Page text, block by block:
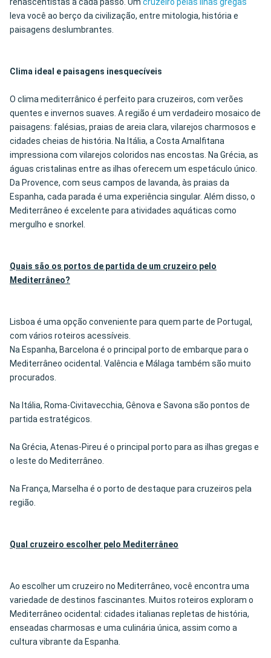
renascentistas a cada passo. Um cruzeiro pelas ilhas gregas
leva você ao berço da civilização, entre mitologia, história e
paisagens deslumbrantes.
Clima ideal e paisagens inesquecíveis
O clima mediterrânico é perfeito para cruzeiros, com verões
quentes e invernos suaves. A região é um verdadeiro mosaico de
paisagens: falésias, praias de areia clara, vilarejos charmosos e
cidades cheias de história. Na Itália, a Costa Amalfitana
impressiona com vilarejos coloridos nas encostas. Na Grécia, as
águas cristalinas entre as ilhas oferecem um espetáculo único.
Da Provence, com seus campos de lavanda, às praias da
Espanha, cada parada é uma experiência singular. Além disso, o
Mediterrâneo é excelente para atividades aquáticas como
mergulho e snorkel.
Quais são os portos de partida de um cruzeiro pelo
Mediterrâneo?
Lisboa é uma opção conveniente para quem parte de Portugal,
com vários roteiros acessíveis.
Na Espanha, Barcelona é o principal porto de embarque para o
Mediterrâneo ocidental. Valência e Málaga também são muito
procurados.
Na Itália, Roma-Civitavecchia, Gênova e Savona são pontos de
partida estratégicos.
Na Grécia, Atenas-Pireu é o principal porto para as ilhas gregas e
o leste do Mediterrâneo.
Na França, Marselha é o porto de destaque para cruzeiros pela
região.
Qual cruzeiro escolher pelo Mediterrâneo
Ao escolher um cruzeiro no Mediterrâneo, você encontra uma
variedade de destinos fascinantes. Muitos roteiros exploram o
Mediterrâneo ocidental: cidades italianas repletas de história,
enseadas charmosas e uma culinária única, assim como a
cultura vibrante da Espanha.